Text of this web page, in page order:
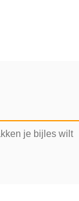
je bijles wilt